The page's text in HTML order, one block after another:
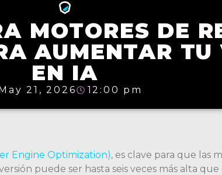
MOTORES DE
AUMENTAR
EN IA
May 21, 2026 12:00 pm
Engine Optimization), es clave para que las
puede ser hasta seis veces más alta